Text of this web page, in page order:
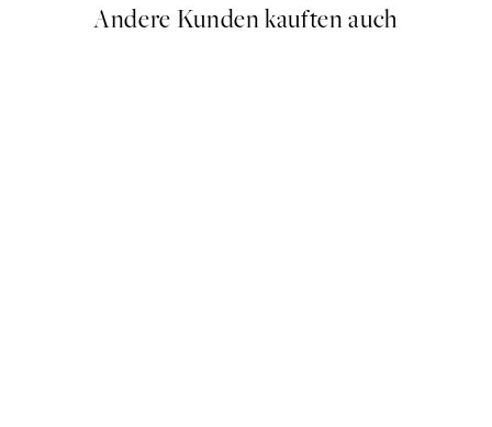
Andere Kunden kauften auch